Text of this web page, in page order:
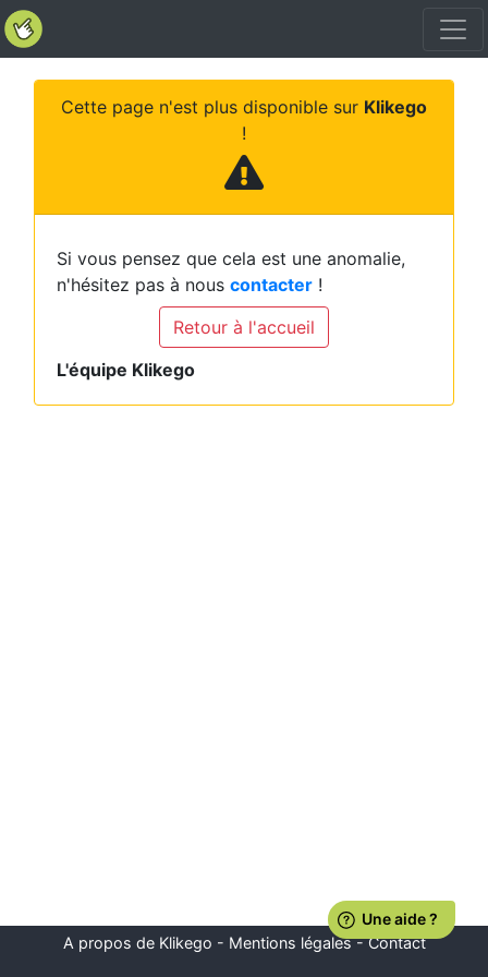
Cette page n'est plus disponible sur Klikego
!
Si vous pensez que cela est une anomalie,
n'hésitez pas à nous contacter !
Retour à l'accueil
L'équipe Klikego
A propos de Klikego - Mentions légales-Contact